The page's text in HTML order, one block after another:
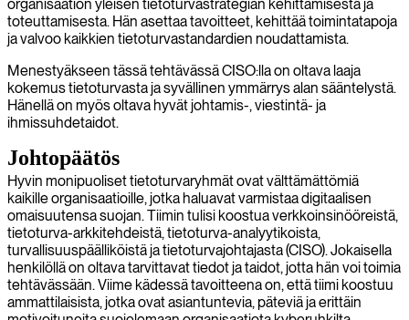
organisaation yleisen tietoturvastrategian kehittämisestä ja
toteuttamisesta. Hän asettaa tavoitteet, kehittää toimintatapoja
ja valvoo kaikkien tietoturvastandardien noudattamista.
Menestyäkseen tässä tehtävässä CISO:lla on oltava laaja
kokemus tietoturvasta ja syvällinen ymmärrys alan sääntelystä.
Hänellä on myös oltava hyvät johtamis-, viestintä- ja
ihmissuhdetaidot.
Johtopäätös
Hyvin monipuoliset tietoturvaryhmät ovat välttämättömiä
kaikille organisaatioille, jotka haluavat varmistaa digitaalisen
omaisuutensa suojan. Tiimin tulisi koostua verkkoinsinööreistä,
tietoturva-arkkitehdeistä, tietoturva-analyytikoista,
turvallisuuspäälliköistä ja tietoturvajohtajasta (CISO). Jokaisella
henkilöllä on oltava tarvittavat tiedot ja taidot, jotta hän voi toimia
tehtävässään. Viime kädessä tavoitteena on, että tiimi koostuu
ammattilaisista, jotka ovat asiantuntevia, päteviä ja erittäin